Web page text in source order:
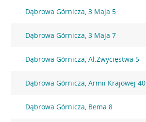
Dąbrowa Górnicza, 3 Maja 5
Dąbrowa Górnicza, 3 Maja 7
Dąbrowa Górnicza, Al.Zwycięstwa 5
Dąbrowa Górnicza, Armii Krajowej 40
Dąbrowa Górnicza, Bema 8